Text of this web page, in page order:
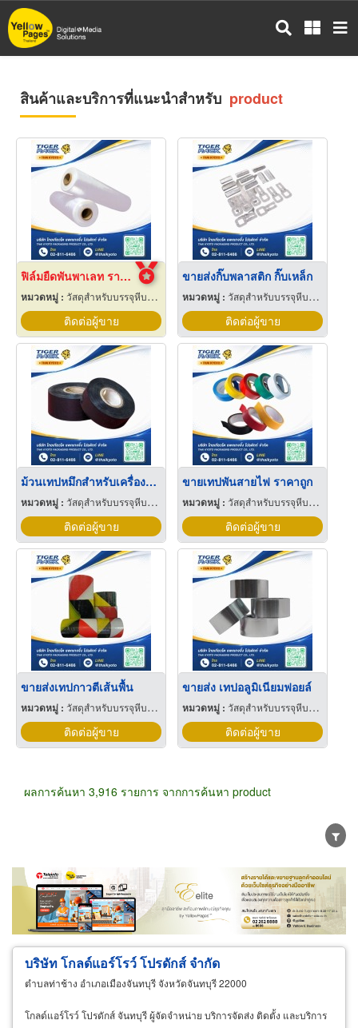
ข้าม
ไป
สินค้าและบริการที่แนะนำสำหรับ product
ฟิล์มยืดพันพาเลท ราคาส่ง
หมวดหมู่ : วัสดุสำหรับบรรจุหีบห่อเครื่องจักรกล
ติดต่อผู้ขาย
ขายส่งกิ๊บพลาสติก กิ๊บเหล็ก
หมวดหมู่ :วัสดุสำหรับบรรจุหีบห่อเครื่องจักรกล
ติดต่อผู้ขาย
ม้วนเทปหมึกสำหรับเครื่องพิมพ์ ตัวอักษรและตัวเลข
หมวดหมู่ : วัสดุสำหรับบรรจุหีบห่อเครื่องจักรกล
ติดต่อผู้ขาย
ขายเทปพันสายไฟ ราคาถูก
หมวดหมู่ :วัสดุสำหรับบรรจุหีบห่อเครื่องจักรกล
ติดต่อผู้ขาย
ขายส่งเทปกาวตีเส้นพื้น
หมวดหมู่ : วัสดุสำหรับบรรจุหีบห่อเครื่องจักรกล
ติดต่อผู้ขาย
ขายส่ง เทปอลูมิเนียมฟอยล์
หมวดหมู่ :วัสดุสำหรับบรรจุหีบห่อเครื่องจักรกล
ติดต่อผู้ขาย
ผลการค้นหา 3,916 รายการ จากการค้นหา product
ขายส่ง ขายปลีก ผู้ผลิต
ตัวแทนจัดจำหน่าย
ผู้ส่งออก/นำเข้า
ธุรกิจบริการ
บริษัท โกลด์แอร์โรว์ โปรดักส์ จำกัด
ตำบลท่าช้าง อำเภอเมืองจันทบุรี จังหวัดจันทบุรี 22000
โกลด์แอร์โรว์ โปรดักส์ จันทบุรี ผู้จัดจำหน่าย บริการจัดส่ง ติดตั้ง และบริการ